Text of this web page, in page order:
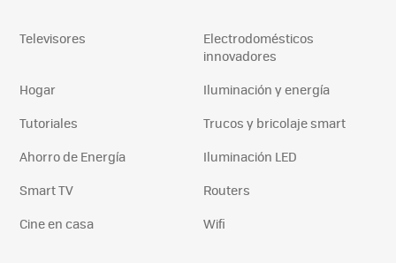
Televisores
Electrodomésticos
innovadores
Hogar
Iluminación y energía
Tutoriales
Trucos y bricolaje smart
Ahorro de Energía
Iluminación LED
Smart TV
Routers
Cine en casa
Wifi